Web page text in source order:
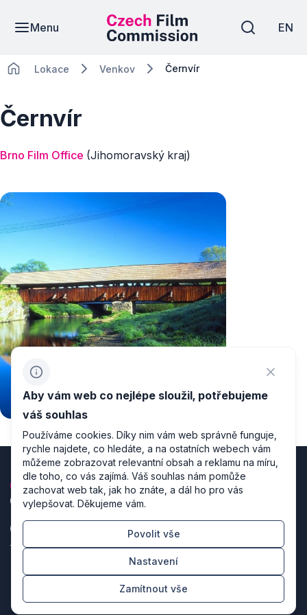
Menu EN
Lokace Venkov Černvír
Černvír
Brno Film Office (Jihomoravský kraj)
Zásady zpracování osobních údajů
Nastavení cookies
Režiséři designu & producenti kódu
Aby vám web co nejlépe sloužil, potřebujeme
váš souhlas
Používáme cookies. Díky nim vám web správně funguje,
rychle najdete, co hledáte, a na ostatních webech vám
můžeme zobrazovat relevantní obsah a reklamu na míru,
dle toho, co vás zajímá. Váš souhlas nám pomůže
zachovat web tak, jak ho znáte, a dál ho pro vás
vylepšovat. Děkujeme vám.
Povolit vše
Nastavení
Zamítnout vše